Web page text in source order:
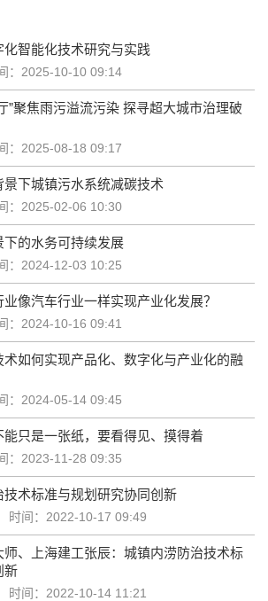
智能化技术研究与实践
：2025-10-10 09:14
”聚焦雨污溢流污染 探寻超大城市治理破
：2025-08-18 09:17
下城镇污水系统减碳技术
：2025-02-06 10:30
的水务可持续发展
：2024-12-03 10:25
像汽车行业一样实现产业化发展？
：2024-10-16 09:41
如何实现产品化、数字化与产业化的融
：2024-05-14 09:45
只是一张纸，要看得见、摸得着
：2023-11-28 09:35
术标准与规划研究协同创新
时间：2022-10-17 09:49
、上海建工张辰：城镇内涝防治技术标
新
时间：2022-10-14 11:21